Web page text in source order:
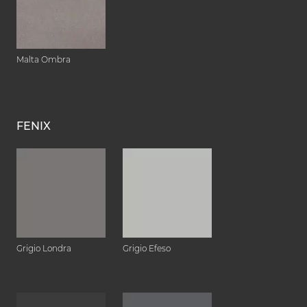
Malta Ombra
FENIX
Grigio Londra Grigio Efeso